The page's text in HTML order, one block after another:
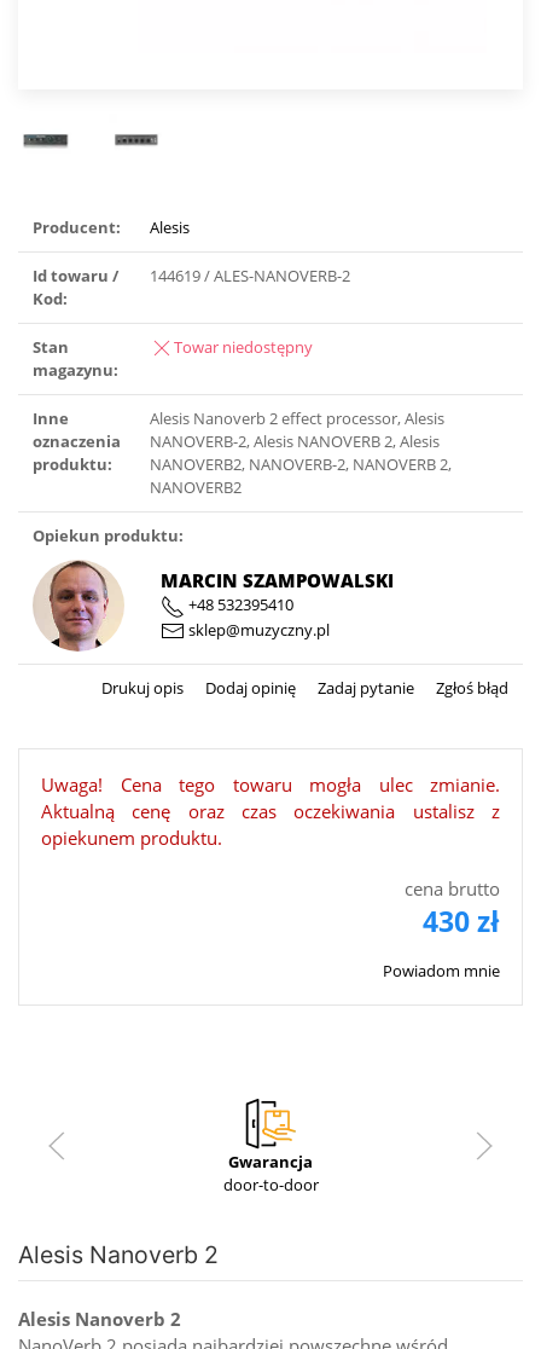
Producent: Alesis
Id towaru /
Kod:
144619 / ALES-NANOVERB-2
Stan
magazynu:
Towar niedostępny
Inne
oznaczenia
produktu:
Alesis Nanoverb 2 effect processor, Alesis
NANOVERB-2, Alesis NANOVERB 2, Alesis
NANOVERB2, NANOVERB-2, NANOVERB 2,
NANOVERB2
Opiekun produktu:
MARCIN SZAMPOWALSKI
+48 532395410
sklep@muzyczny.pl
Drukuj opis Dodaj opinię Zadaj pytanie Zgłoś błąd
Uwaga! Cena tego towaru mogła ulec zmianie.
Aktualną cenę oraz czas oczekiwania ustalisz z
opiekunem produktu.
cena brutto
430 zł
Powiadom mnie
Gwarancja
door-to-door
Alesis Nanoverb 2
Alesis Nanoverb 2